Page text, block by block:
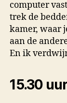
computer
trek de
kamer, waar
aan de
En ik
15.30 uur